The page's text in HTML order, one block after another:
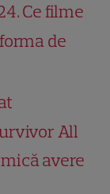
Ce filme
de
All
avere